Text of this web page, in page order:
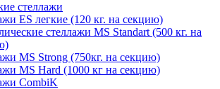
стеллажи
ES легкие (120 кг. на секцию)
стеллажи MS Standart (500 кг. на
MS Strong (750кг. на секцию)
MS Hard (1000 кг на секцию)
CombiK